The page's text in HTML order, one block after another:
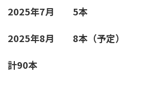
2025年7月 5本
2025年8月 8本（予定）
計90本